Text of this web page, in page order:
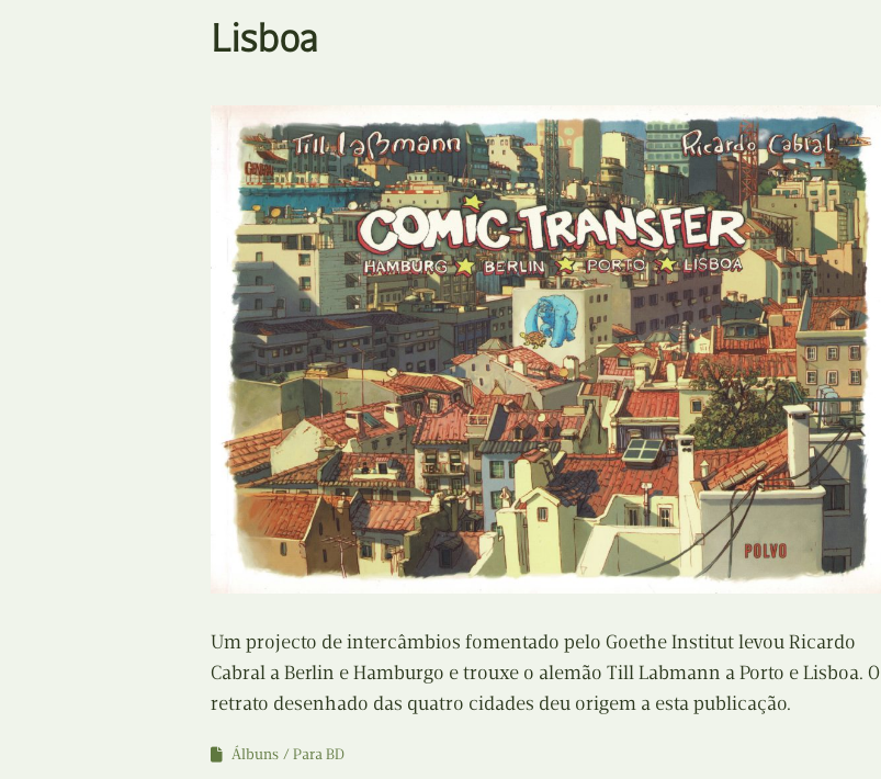
Edição Digital
Edição Portuguesa
Exposições e Eventos
Fanzines
Festivais e Salões
Formação
Internacional
Estudos
Para BD
Publicação Original
Lisboa
Um projecto de intercâmbios fomentado pelo Goethe Institut levou Ricardo
Cabral a Berlin e Hamburgo e trouxe o alemão Till Labmann a Porto e Lisboa. O
retrato desenhado das quatro cidades deu origem a esta publicação.
Álbuns
Para BD